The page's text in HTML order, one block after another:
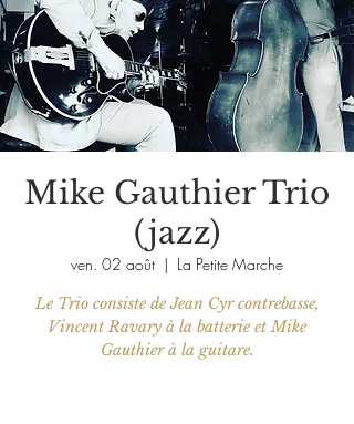
Mike Gauthier Trio
(jazz)
ven. 02 août
  |
La Petite Marche
Le Trio consiste de Jean Cyr contrebasse,
Vincent Ravary à la batterie et Mike